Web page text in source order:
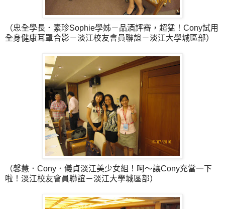
（忠全學長．素珍Sophie學姊－品酒評審，超猛！Cony試用
全身健康耳罩合影－淡江校友會員聯誼－淡江大學城區部）
（馨慧．Cony．儀貞淡江美少女組！呵～讓Cony充當一下
啦！淡江校友會員聯誼－淡江大學城區部）